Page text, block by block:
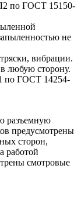
по ГОСТ 15150-
не
вибрации.
любую сторону.
по ГОСТ 14254-
разъемную
предусмотрены
сторон,
работой
смотровые